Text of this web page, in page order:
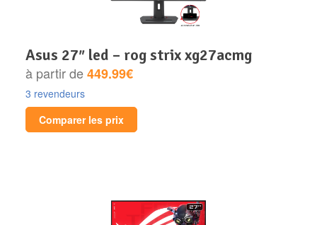
asus 27″ led – rog strix xg27acmg
à partir de449.99€
3 revendeurs
Comparer les prix